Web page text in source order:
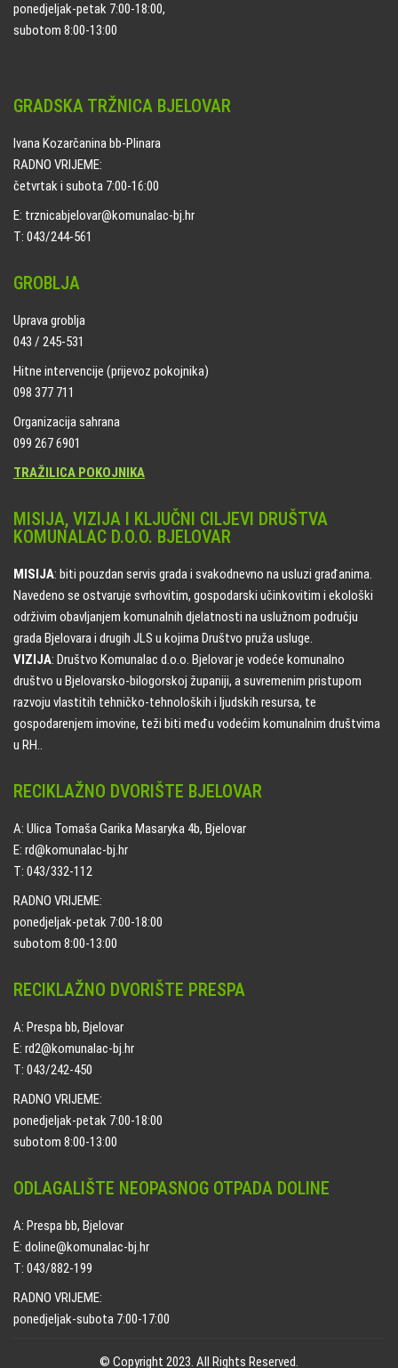
ponedjeljak-petak 7:00-18:00,
subotom 8:00-13:00
GRADSKA TRŽNICA BJELOVAR
Ivana Kozarčanina bb-Plinara
RADNO VRIJEME:
četvrtak i subota 7:00-16:00
E: trznicabjelovar@komunalac-bj.hr
T: 043/244-561
GROBLJA
Uprava groblja
043 / 245-531
Hitne intervencije (prijevoz pokojnika)
098 377 711
Organizacija sahrana
099 267 6901
TRAŽILICA POKOJNIKA
MISIJA, VIZIJA I KLJUČNI CILJEVI DRUŠTVA
KOMUNALAC D.O.O. BJELOVAR
MISIJA: biti pouzdan servis grada i svakodnevno na usluzi građanima.
Navedeno se ostvaruje svrhovitim, gospodarski učinkovitim i ekološki
održivim obavljanjem komunalnih djelatnosti na uslužnom području
grada Bjelovara i drugih JLS u kojima Društvo pruža usluge.
VIZIJA: Društvo Komunalac d.o.o. Bjelovar je vodeće komunalno
društvo u Bjelovarsko-bilogorskoj županiji, a suvremenim pristupom
razvoju vlastitih tehničko-tehnoloških i ljudskih resursa, te
gospodarenjem imovine, teži biti među vodećim komunalnim društvima
u RH..
RECIKLAŽNO DVORIŠTE BJELOVAR
A: Ulica Tomaša Garika Masaryka 4b, Bjelovar
E: rd@komunalac-bj.hr
T: 043/332-112
RADNO VRIJEME:
ponedjeljak-petak 7:00-18:00
subotom 8:00-13:00
RECIKLAŽNO DVORIŠTE PRESPA
A: Prespa bb, Bjelovar
E: rd2@komunalac-bj.hr
T: 043/242-450
RADNO VRIJEME:
ponedjeljak-petak 7:00-18:00
subotom 8:00-13:00
ODLAGALIŠTE NEOPASNOG OTPADA DOLINE
A: Prespa bb, Bjelovar
E: doline@komunalac-bj.hr
T: 043/882-199
RADNO VRIJEME:
ponedjeljak-subota 7:00-17:00
© Copyright 2023. All Rights Reserved.